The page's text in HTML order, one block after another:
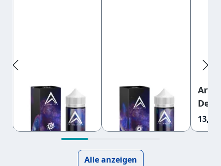
Aroma Asterion
- Antimatter
13,95 €
Aroma Black
Hole -
Antimatter
13,95 € 13,95
Alle anzeigen